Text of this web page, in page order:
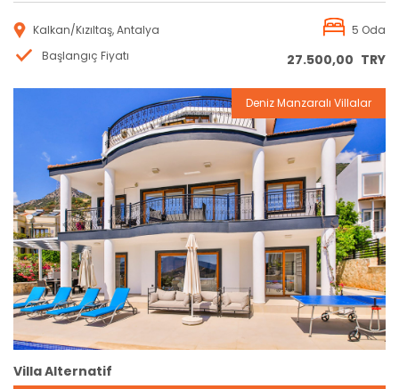
Kalkan/Kızıltaş, Antalya
5 Oda
Başlangıç Fiyatı
27.500,00 TRY
Rezervasyon
Deniz Manzaralı Villalar
Villa Alternatif